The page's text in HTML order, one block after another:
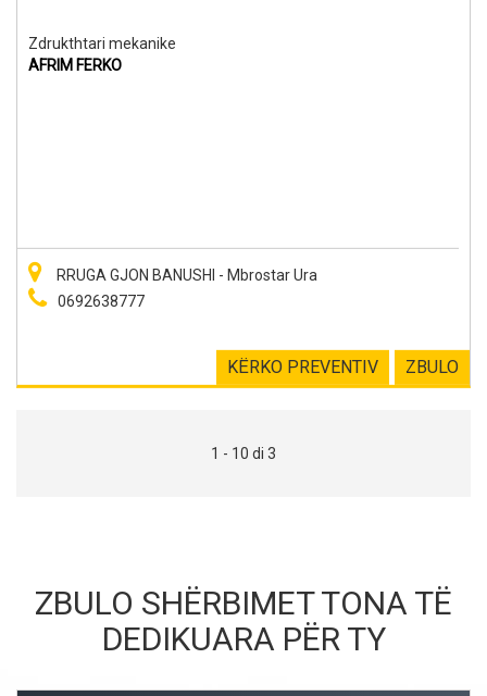
Zdrukthtari mekanike
AFRIM FERKO
RRUGA GJON BANUSHI - Mbrostar Ura
0692638777
ZBULO
KËRKO PREVENTIV
1 - 10 di 3
ZBULO SHËRBIMET TONA TË
DEDIKUARA PËR TY